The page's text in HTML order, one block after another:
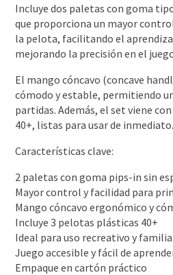
Incluye dos paletas con goma
que proporciona un mayor
la pelota, facilitando el
mejorando la precisión en el
El mango cóncavo (concave
cómodo y estable, permitiendo
partidas. Además, el set viene
40+, listas para usar de inmediato.
Características clave:
2 paletas con goma pips-in sin
Mayor control y facilidad para
Mango cóncavo ergonómico y
Incluye 3 pelotas plásticas 40+
Ideal para uso recreativo y
Juego accesible y fácil de
Empaque en cartón práctico